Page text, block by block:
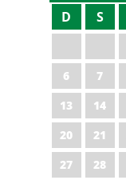
D S
6
7
13
14
20
21
27
28